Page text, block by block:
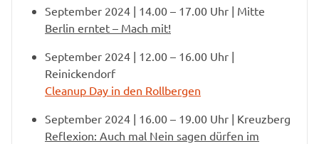
September 2024 | 14.00 – 17.00 Uhr | Mitte
Berlin erntet – Mach mit!
September 2024 | 12.00 – 16.00 Uhr |
Reinickendorf
Cleanup Day in den Rollbergen
September 2024 | 16.00 – 19.00 Uhr | Kreuzberg
Reflexion: Auch mal Nein sagen dürfen im